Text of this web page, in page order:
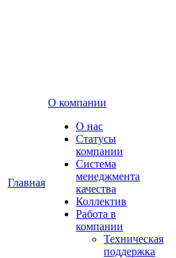
Главная
О компании
О нас
Cтатусы
компании
Система
менеджмента
качества
Коллектив
Работа в
компании
Техническая
поддержка